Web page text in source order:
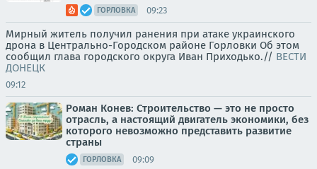
ГОРЛОВКА 09:23
Мирный житель получил ранения при атаке украинского
дрона в Центрально-Городском районе Горловки Об этом
сообщил глава городского округа Иван Приходько.// ВЕСТИ
ДОНЕЦК
09:12
Роман Конев: Строительство — это не просто
отрасль, а настоящий двигатель экономики, без
которого невозможно представить развитие
страны
ГОРЛОВКА 09:09